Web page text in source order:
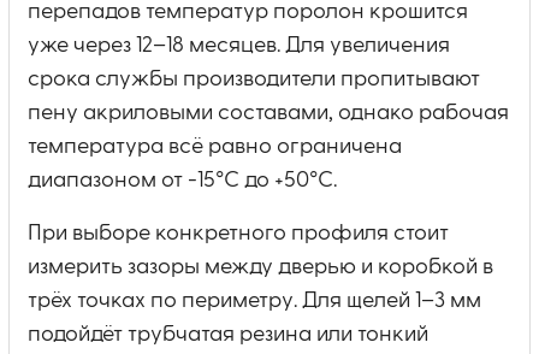
перепадов температур поролон крошится
уже через 12–18 месяцев. Для увеличения
срока службы производители пропитывают
пену акриловыми составами, однако рабочая
температура всё равно ограничена
диапазоном от -15°C до +50°C.
При выборе конкретного профиля стоит
измерить зазоры между дверью и коробкой в
трёх точках по периметру. Для щелей 1–3 мм
подойдёт трубчатая резина или тонкий